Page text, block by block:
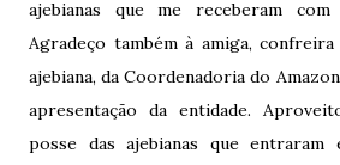
ajebianas que me receberam
Agradeço também à amiga, confreira
ajebiana, da Coordenadoria do
apresentação da entidade.
posse das ajebianas que entraram